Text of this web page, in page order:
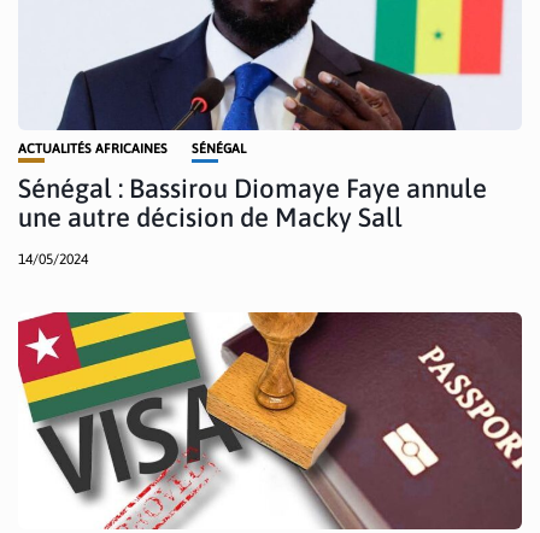
ACTUALITÉS AFRICAINES SÉNÉGAL
Sénégal : Bassirou Diomaye Faye annule
une autre décision de Macky Sall
14/05/2024